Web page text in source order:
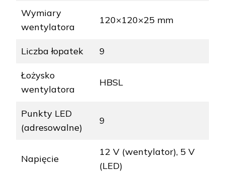
Wymiary
wentylatora
120×120×25 mm
Liczba łopatek 9
Łożysko
wentylatora
HBSL
Punkty LED
(adresowalne)
9
Napięcie
12 V (wentylator), 5 V
(LED)